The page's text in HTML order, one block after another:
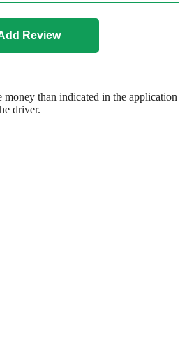
than indicated in the application
driver.